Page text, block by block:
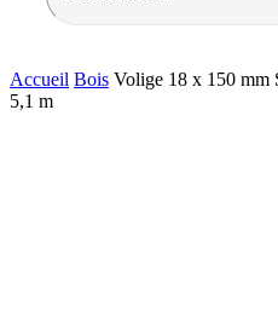
Accueil Bois Volige 18 x 150 mm
5,1 m